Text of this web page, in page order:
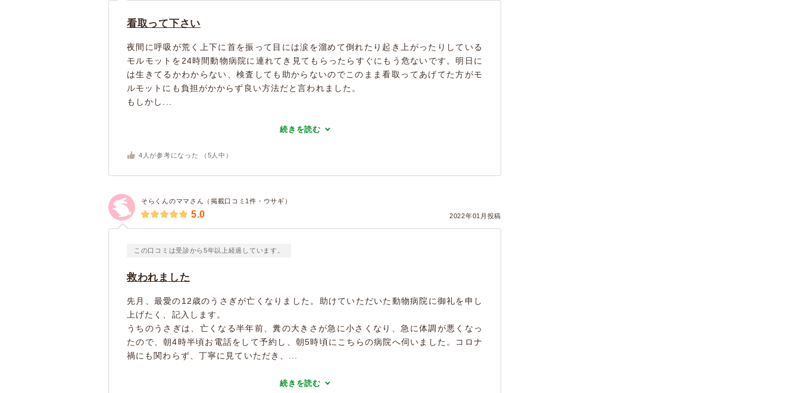
看取って下さい
夜間に呼吸が荒く上下に首を振って目には涙を溜めて倒れたり起き上がったりしている
モルモットを24時間動物病院に連れてき見てもらったらすぐにもう危ないです。明日に
は生きてるかわからない、検査しても助からないのでこのまま看取ってあげてた方がモ
ルモットにも負担がかからず良い方法だと言われました。
もしかし...
続きを読む
4 人が参考になった （ 5 人中）
そらくんのママさん（掲載口コミ1件・ウサギ）
2022年01月投稿
5.0
この口コミは受診から5年以上経過しています。
救われました
先月、最愛の12歳のうさぎが亡くなりました。助けていただいた動物病院に御礼を申し
上げたく、記入します。
うちのうさぎは、亡くなる半年前、糞の大きさが急に小さくなり、急に体調が悪くなっ
たので、朝4時半頃お電話をして予約し、朝5時頃にこちらの病院へ伺いました。コロナ
禍にも関わらず、丁寧に見ていただき、...
続きを読む